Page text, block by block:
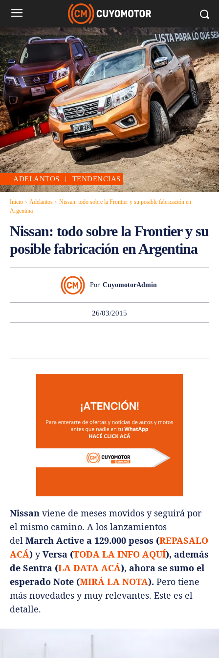
ADELANTOS TENDENCIAS
Inicio Adelantos
Nissan: todo sobre la Frontier y su posible fabricación en
Argentina
Nissan: todo sobre la Frontier y su
posible fabricación en Argentina
Por CuyomotorAdmin
26/03/2015
Nissan viene de meses movidos y seguirá por
el mismo camino. A los lanzamientos
del March Active a 129.000 pesos (REPASALO
ACÁ) yVersa (TODA LA INFO AQUÍ), además
de Sentra (LA DATA ACÁ), ahora se sumo el
esperado Note (MIRÁ LA NOTA). Pero tiene
más novedades y muy relevantes. Este es el
detalle.